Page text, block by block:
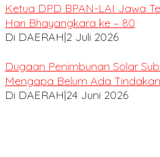
Ketua DPD BPAN-LAI Jawa
Hari Bhayangkara ke – 80
Di DAERAH|2 Juli 2026
Dugaan Penimbunan Solar
Mengapa Belum Ada
Di DAERAH|24 Juni 2026